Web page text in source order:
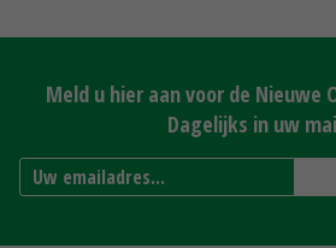
Meld u hier aan voor de Nieuwe
Dagelijks in uw